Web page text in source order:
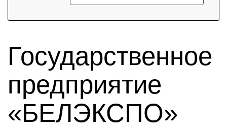
Государственное
предприятие
«БЕЛЭКСПО»